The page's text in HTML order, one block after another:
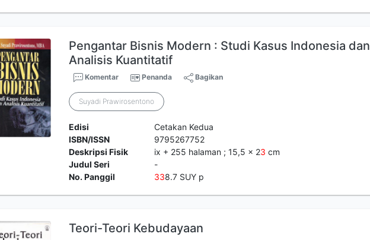
Pengantar Bisnis Modern : Studi Kasus Indonesia dan
Analisis Kuantitatif
Komentar Penanda Bagikan
Suyadi Prawirosentono
Edisi
Cetakan Kedua
ISBN/ISSN
9795267752
Deskripsi Fisik
ix + 255 halaman ; 15,5 x 23 cm
Judul Seri
-
No. Panggil
338.7 SUY p
Teori-Teori Kebudayaan